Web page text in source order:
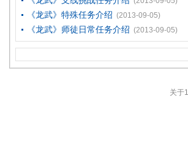
《龙武》特殊任务介绍 (2013-09-05)
《龙武》师徒日常任务介绍 (2013-09-05)
关于